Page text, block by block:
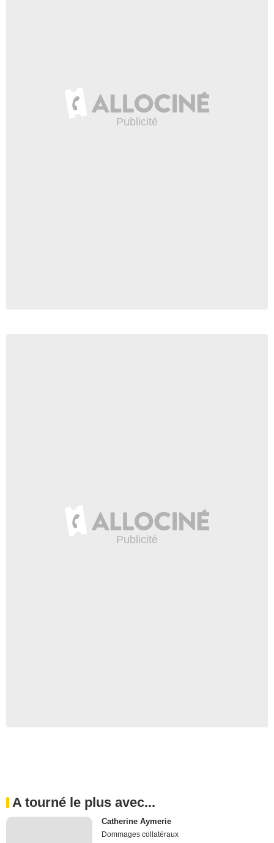
A tourné le plus avec...
Catherine Aymerie
Dommages collatéraux